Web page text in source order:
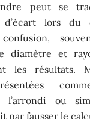
peut se
d’écart lors du
diamètre et
les résultats.
l’arrondi ou
par fausser le